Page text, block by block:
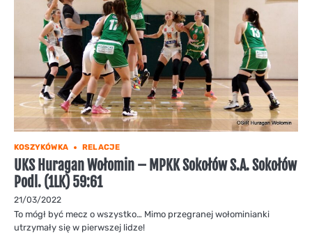
KOSZYKÓWKA RELACJE
UKS Huragan Wołomin – MPKK Sokołów S.A. Sokołów
Podl. (1LK) 59:61
21/03/2022
To mógł być mecz o wszystko… Mimo przegranej wołominianki
utrzymały się w pierwszej lidze!